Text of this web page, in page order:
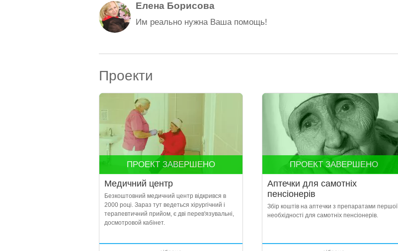
Елена Борисова
Им реально нужна Ваша помощь!
Проекти
ПРОЕКТ ЗАВЕРШЕНО
Медичний центр
Безкоштовний медичний центр відкрився в
2000 році. Зараз тут ведеться хірургічний і
терапевтичний прийом, є дві перев'язувальні,
досмотровой кабінет.
ПРОЕКТ ЗАВЕРШЕНО
Аптечки для самотніх
пенсіонерів
Збір коштів на аптечки з препаратами першої
необхідності для самотніх пенсіонерів.